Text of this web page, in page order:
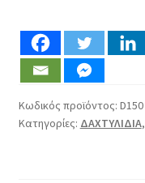
(D150)
ποσότητα
Κωδικός προϊόντος: D150
Κατηγορίες: ΔΑΧΤΥΛΙΔΙΑ,